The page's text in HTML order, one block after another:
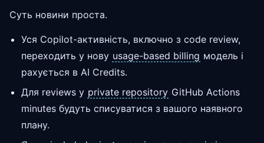
Суть новини проста.
Уся Copilot-активність, включно з code review,
переходить у нову usage-based billing модель і
рахується в AI Credits.
Для reviews у private repository GitHub Actions
minutes будуть списуватися з вашого наявного
плану.